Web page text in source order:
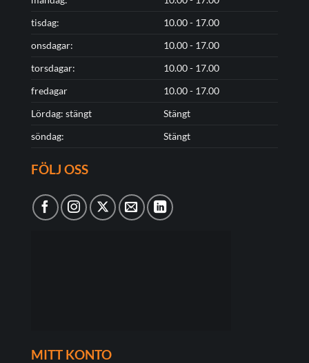
tisdag:
10.00 - 17.00
onsdagar:
10.00 - 17.00
torsdagar:
10.00 - 17.00
fredagar
10.00 - 17.00
Lördag: stängt
Stängt
söndag:
Stängt
FÖLJ OSS
MITT KONTO